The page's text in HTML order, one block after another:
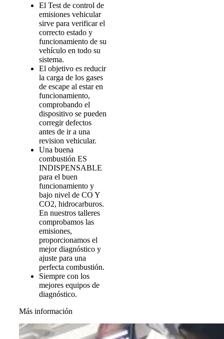
El Test de control de
emisiones vehicular
sirve para verificar el
correcto estado y
funcionamiento de su
vehículo en todo su
sistema.
El objetivo es reducir
la carga de los gases
de escape al estar en
funcionamiento,
comprobando el
dispositivo se pueden
corregir defectos
antes de ir a una
revision vehicular.
Una buena
combustión ES
INDISPENSABLE
para el buen
funcionamiento y
bajo nivel de CO Y
CO2, hidrocarburos.
En nuestros talleres
comprobamos las
emisiones,
proporcionamos el
mejor diagnóstico y
ajuste para una
perfecta combustión.
Siempre con los
mejores equipos de
diagnóstico.
Más información